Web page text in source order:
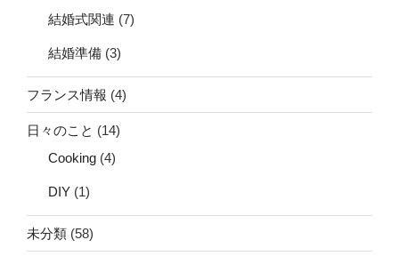
結婚式関連 (7)
結婚準備 (3)
フランス情報 (4)
日々のこと (14)
Cooking (4)
DIY (1)
未分類 (58)